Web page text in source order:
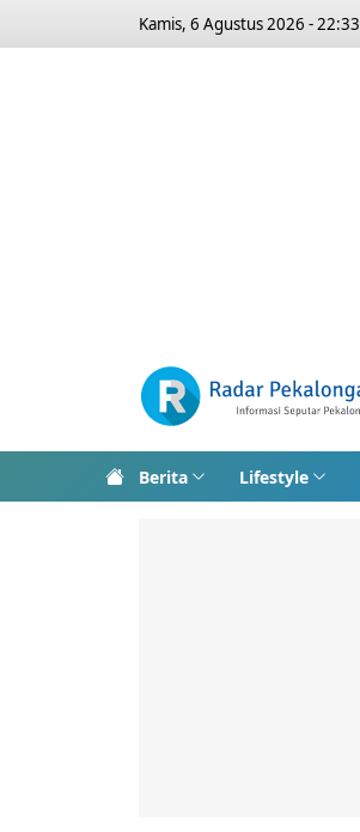
Kamis, 6 Agustus 2026 - 22:33
Berita Lifestyle